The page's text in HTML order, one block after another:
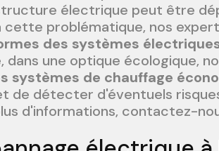
électrique peut être
cette problématique, nos
des systèmes
dans une optique écologique,
systèmes de chauffage
de détecter d'éventuels
d'informations, contactez-